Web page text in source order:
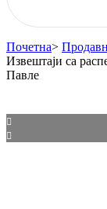
Почетна>
Извештаји са
Павле